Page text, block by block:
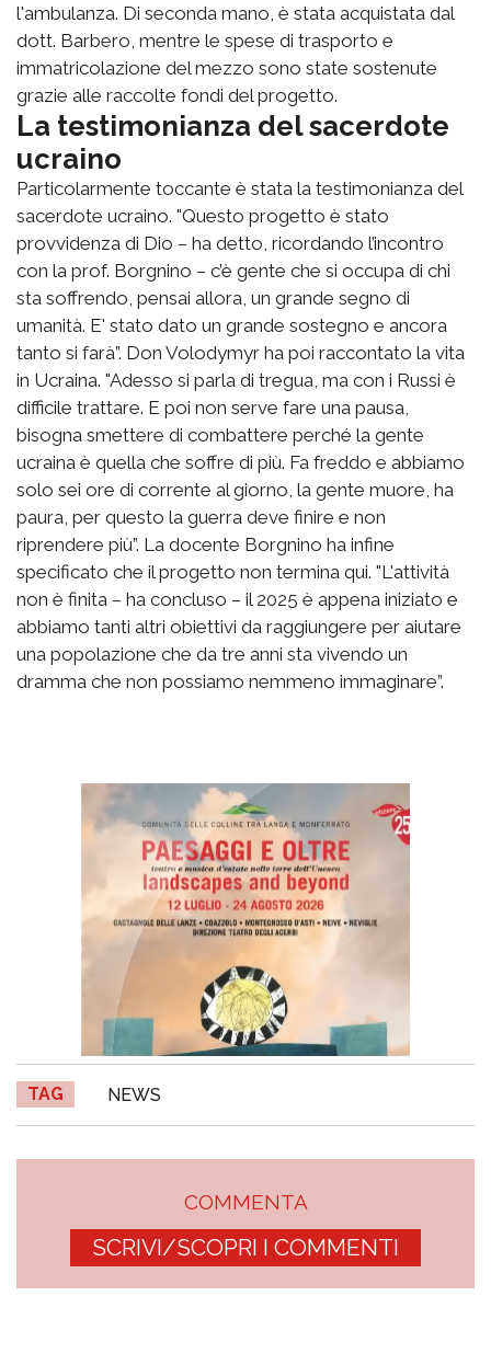
l'ambulanza. Di seconda mano, è stata acquistata dal
dott. Barbero, mentre le spese di trasporto e
immatricolazione del mezzo sono state sostenute
grazie alle raccolte fondi del progetto.
La testimonianza del sacerdote
ucraino
Particolarmente toccante è stata la testimonianza del
sacerdote ucraino. "Questo progetto è stato
provvidenza di Dio – ha detto, ricordando l’incontro
con la prof. Borgnino – c’è gente che si occupa di chi
sta soffrendo, pensai allora, un grande segno di
umanità. E' stato dato un grande sostegno e ancora
tanto si farà”. Don Volodymyr ha poi raccontato la vita
in Ucraina. "Adesso si parla di tregua, ma con i Russi è
difficile trattare. E poi non serve fare una pausa,
bisogna smettere di combattere perché la gente
ucraina è quella che soffre di più. Fa freddo e abbiamo
solo sei ore di corrente al giorno, la gente muore, ha
paura, per questo la guerra deve finire e non
riprendere più”. La docente Borgnino ha infine
specificato che il progetto non termina qui. "L'attività
non è finita – ha concluso – il 2025 è appena iniziato e
abbiamo tanti altri obiettivi da raggiungere per aiutare
una popolazione che da tre anni sta vivendo un
dramma che non possiamo nemmeno immaginare”.
TAG NEWS
COMMENTA
SCRIVI/SCOPRI I COMMENTI